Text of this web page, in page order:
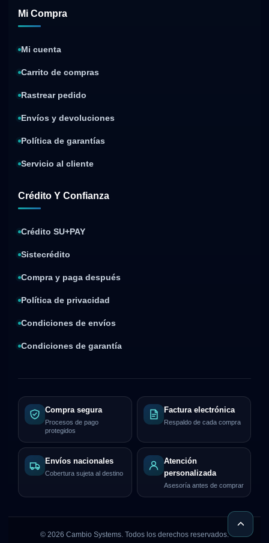
Mi Compra
Mi cuenta
Carrito de compras
Rastrear pedido
Envíos y devoluciones
Política de garantías
Servicio al cliente
Crédito Y Confianza
Crédito SU+PAY
Sistecrédito
Compra y paga después
Política de privacidad
Condiciones de envíos
Condiciones de garantía
Compra segura
Procesos de pago
protegidos
Factura electrónica
Respaldo de cada compra
Envíos nacionales
Cobertura sujeta al destino
Atención
personalizada
Asesoría antes de comprar
© 2026 Cambio Systems. Todos los derechos reservados.